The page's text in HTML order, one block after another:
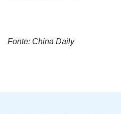
Fonte: China Daily